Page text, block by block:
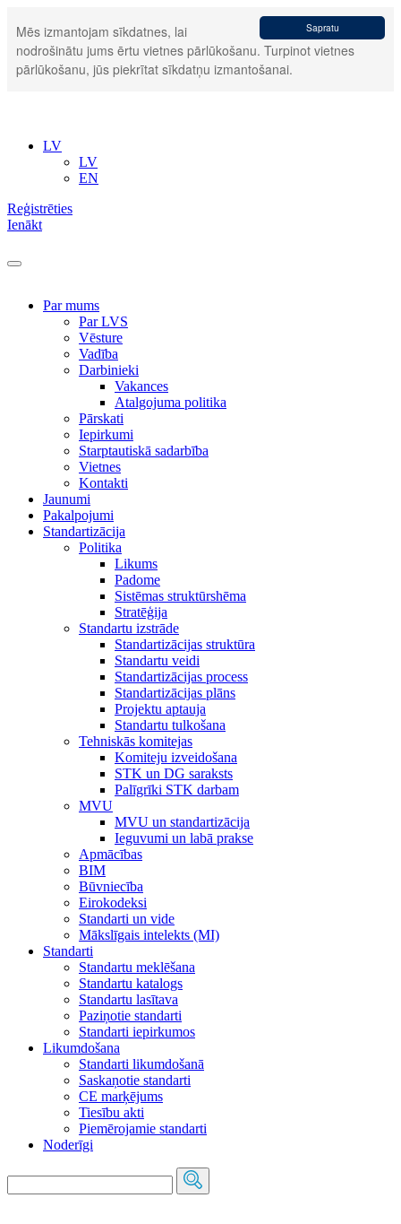
Sapratu
Mēs izmantojam sīkdatnes, lai
nodrošinātu jums ērtu vietnes pārlūkošanu. Turpinot vietnes
pārlūkošanu, jūs piekrītat sīkdatņu izmantošanai.
LV
LV
EN
Reģistrēties
Ienākt
Par mums
Par LVS
Vēsture
Vadība
Darbinieki
Vakances
Atalgojuma politika
Pārskati
Iepirkumi
Starptautiskā sadarbība
Vietnes
Kontakti
Jaunumi
Pakalpojumi
Standartizācija
Politika
Likums
Padome
Sistēmas struktūrshēma
Stratēģija
Standartu izstrāde
Standartizācijas struktūra
Standartu veidi
Standartizācijas process
Standartizācijas plāns
Projektu aptauja
Standartu tulkošana
Tehniskās komitejas
Komiteju izveidošana
STK un DG saraksts
Palīgrīki STK darbam
MVU
MVU un standartizācija
Ieguvumi un labā prakse
Apmācības
BIM
Būvniecība
Eirokodeksi
Standarti un vide
Mākslīgais intelekts (MI)
Standarti
Standartu meklēšana
Standartu katalogs
Standartu lasītava
Paziņotie standarti
Standarti iepirkumos
Likumdošana
Standarti likumdošanā
Saskaņotie standarti
CE marķējums
Tiesību akti
Piemērojamie standarti
Noderīgi